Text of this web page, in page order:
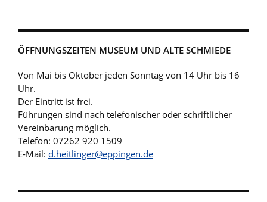
ÖFFNUNGSZEITEN MUSEUM UND ALTE SCHMIEDE
Von Mai bis Oktober jeden Sonntag von 14 Uhr bis 16
Uhr.
Der Eintritt ist frei.
Führungen sind nach telefonischer oder schriftlicher
Vereinbarung möglich.
Telefon: 07262 920 1509
E-Mail: d.heitlinger@eppingen.de